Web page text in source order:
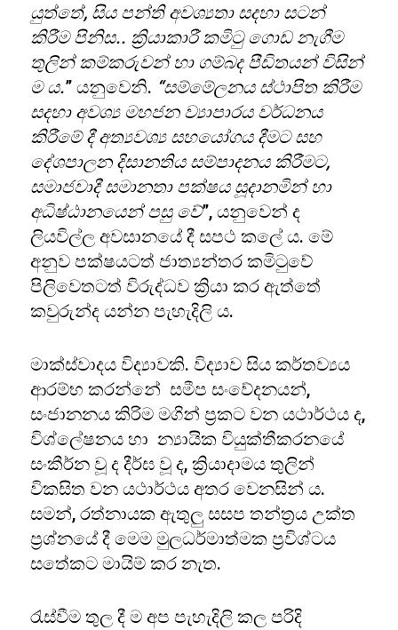
යුත්තේ, සිය පන්ති අවශ්‍යතා සදහා සටන්
කිරීම පිනිස.. ක්‍රියාකාරී කමිටු ගොඩ නැගීම
තුලින් කම්කරුවන් හා ගම්බද පීඩිතයන් විසින්
ම ය.” යනුවෙනි. “සම්මේලනය ස්ථාපිත කිරීම
සදහා අවශ්‍ය මහජන ව්‍යාපාරය වර්ධනය
කිරීමේ දී අත්‍යවශ්‍ය සහයෝගය දීමට සහ
දේශපාලන දිසානතිය සම්පාදනය කිරීමට,
සමාජවාදී සමානතා පක්ෂය සූදානමින් හා
අධිෂ්ඨානයෙන් පසු වේ”, යනුවෙන් ද
ලියවිල්ල අවසානයේ දී සපථ කලේ ය. මේ
අනුව පක්ෂයටත් ජාත්‍යන්තර කමිටුවේ
පිලිවෙතටත් විරුද්ධව ක්‍රියා කර ඇත්තේ
කවුරුන්ද යන්න පැහැදිලි ය.
මාක්ස්වාදය විද්‍යාවකි. විද්‍යාව සිය කර්තව්‍යය
ආරම්භ කරන්නේ සමීප සංවේදනයන්,
සංජානනය කිරිම මගින් ප්‍රකට වන යථාර්ථය ද,
විශ්ලේෂනය හා න්‍යායික වියුක්තීකරනයේ
සංකීර්න වූ ද දීර්ඝ වූ ද, ක්‍රියාදාමය තුලින්
විකසිත වන යථාර්ථය අතර වෙනසින් ය.
සමන්, රත්නායක ඇතුලු සසප තන්ත්‍රය උක්ත
ප්‍රශ්නයේ දී මෙම මුලධර්මාත්මක ප්‍රවිශ්ටය
සතේකට මායිම් කර නැත.
රැස්වීම තුල දී ම අප පැහැදිලි කල පරිදි